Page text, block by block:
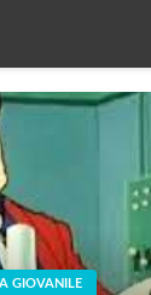
GIOVANILE